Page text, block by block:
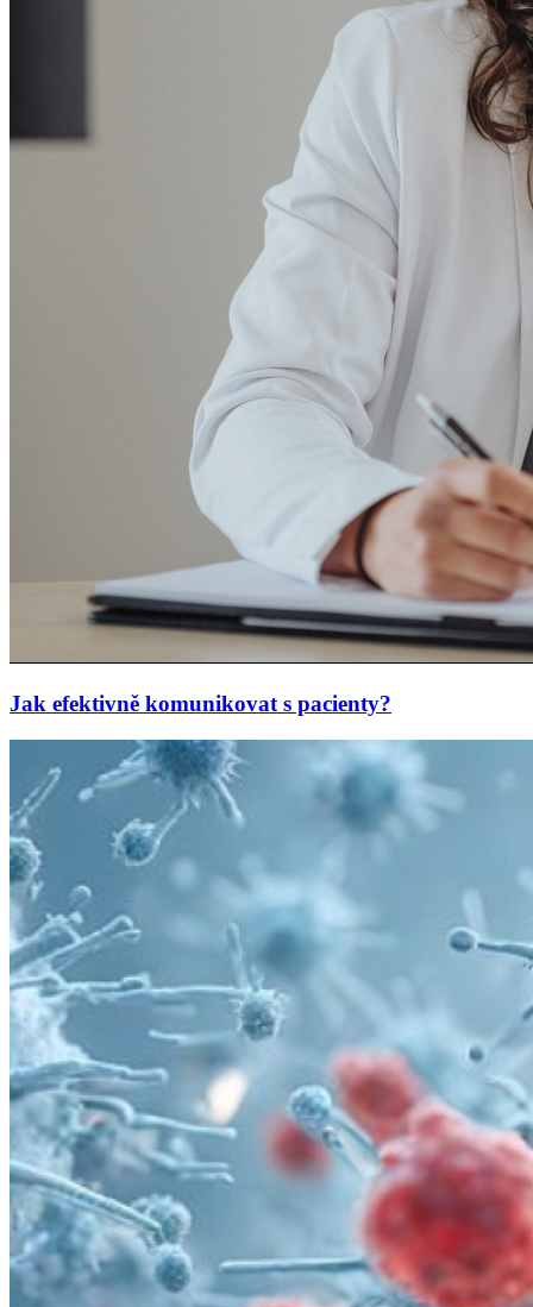
Jak efektivně komunikovat s pacienty?